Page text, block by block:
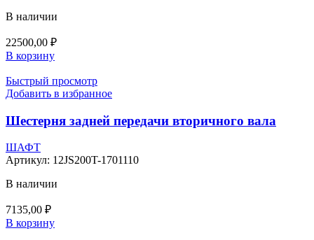
В наличии
22500,00 ₽
В корзину
Быстрый просмотр
Добавить в избранное
Шестерня задней передачи вторичного вала
ШАФТ
Артикул: 12JS200T-1701110
В наличии
7135,00 ₽
В корзину